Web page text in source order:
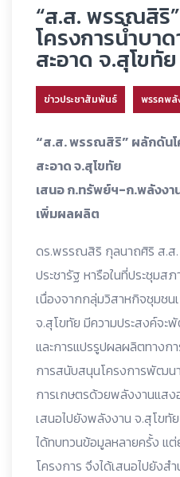
“ส.ส. พรรณสิริ
โครงการน้ำบา
สะอาด จ.สุโขทัย
ข่าวประชาสัมพันธ์ พรรคพลั
“ส.ส. พรรณสิริ” ผลักดันโ
สะอาด จ.สุโขทัย
เสนอ ก.ทรัพย์ฯ-ก.พลังงา
เพิ่มผลผลิต
ดร.พรรณสิริ กุลนาถศิริ ส.ส.
ประชารัฐ หารือในที่ประชุม
เนื่องจากกลุ่มวิสาหกิจชุมช
จ.สุโขทัย มีความประสงค์จ
และการแปรรูปผลผลิตทางก
การสนับสนุนโครงการพัฒนา
การเกษตรด้วยพลังงานแส
เสนอไปยังพลังงาน จ.สุโข
ได้ทบทวนข้อมูลหลายครั้ง แ
โครงการ จึงได้เสนอไปยังส